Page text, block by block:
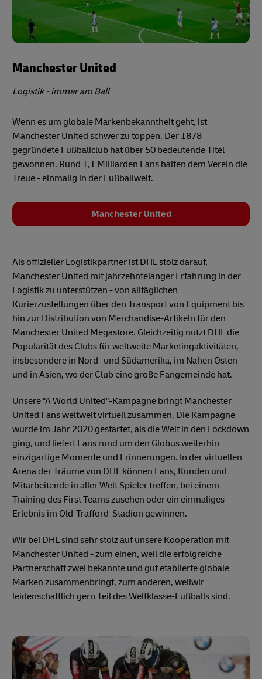
Manchester United
Logistik - immer am Ball
Wenn es um globale Markenbekanntheit geht, ist
Manchester United schwer zu toppen. Der 1878
gegründete Fußballclub hat über 50 bedeutende Titel
gewonnen. Rund 1,1 Milliarden Fans halten dem Verein die
Treue - einmalig in der Fußballwelt.
Manchester United
Als offizieller Logistikpartner ist DHL stolz darauf,
Manchester United mit jahrzehntelanger Erfahrung in der
Logistik zu unterstützen - von alltäglichen
Kurierzustellungen über den Transport von Equipment bis
hin zur Distribution von Merchandise-Artikeln für den
Manchester United Megastore. Gleichzeitig nutzt DHL die
Popularität des Clubs für weltweite Marketingaktivitäten,
insbesondere in Nord- und Südamerika, im Nahen Osten
und in Asien, wo der Club eine große Fangemeinde hat.
Unsere "A World United"-Kampagne bringt Manchester
United Fans weltweit virtuell zusammen. Die Kampagne
wurde im Jahr 2020 gestartet, als die Welt in den Lockdown
ging, und liefert Fans rund um den Globus weiterhin
einzigartige Momente und Erinnerungen. In der virtuellen
Arena der Träume von DHL können Fans, Kunden und
Mitarbeitende in aller Welt Spieler treffen, bei einem
Training des First Teams zusehen oder ein einmaliges
Erlebnis im Old-Trafford-Stadion gewinnen.
Wir bei DHL sind sehr stolz auf unsere Kooperation mit
Manchester United - zum einen, weil die erfolgreiche
Partnerschaft zwei bekannte und gut etablierte globale
Marken zusammenbringt, zum anderen, weilwir
leidenschaftlich gern Teil des Weltklasse-Fußballs sind.